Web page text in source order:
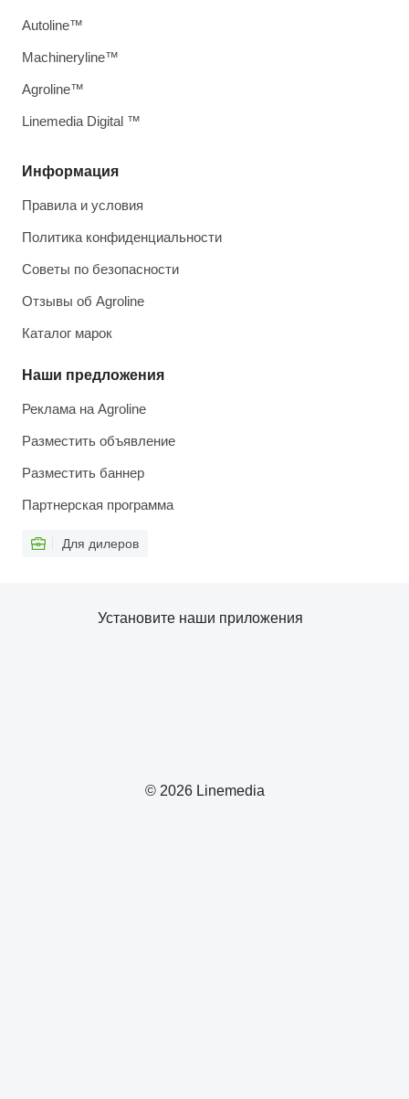
Информация
Правила и условия
Политика конфиденциальности
Советы по безопасности
Отзывы об Agroline
Каталог марок
Наши предложения
Реклама на Agroline
Разместить объявление
Разместить баннер
Партнерская программа
Для дилеров
Autoline™
Machineryline™
Agroline™
Linemedia Digital ™
© 2026 Linemedia
Установите наши приложения